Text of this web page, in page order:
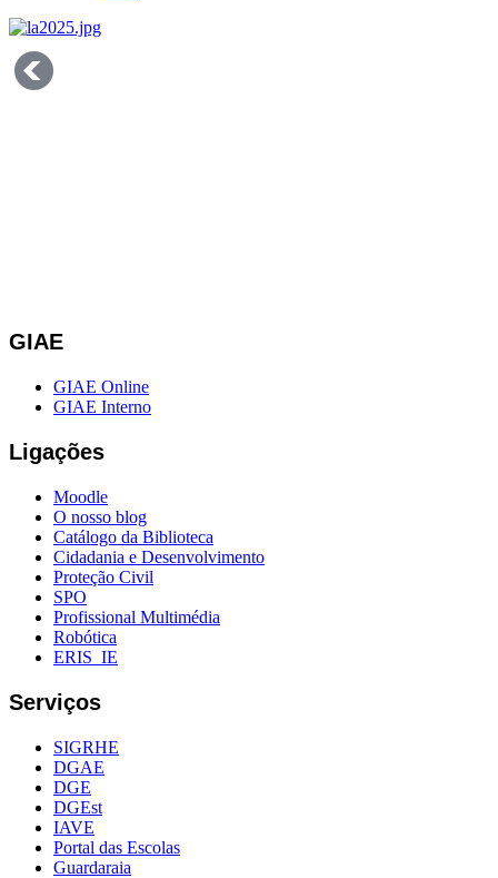
GIAE
GIAE Online
GIAE Interno
Ligações
Moodle
O nosso blog
Catálogo da Biblioteca
Cidadania e Desenvolvimento
Proteção Civil
SPO
Profissional Multimédia
Robótica
ERIS_IE
Serviços
SIGRHE
DGAE
DGE
DGEst
IAVE
Portal das Escolas
Guardaraia